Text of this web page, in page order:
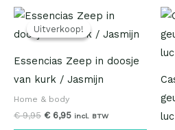
Uitverkoop!
Uitverkoop!
Essencias Zeep in doosje
van kurk / Jasmijn
Home & body
€9,95
Oorspronkelijke
prijs
was:
€6,95
Huidige
prijs
is:
incl. BTW